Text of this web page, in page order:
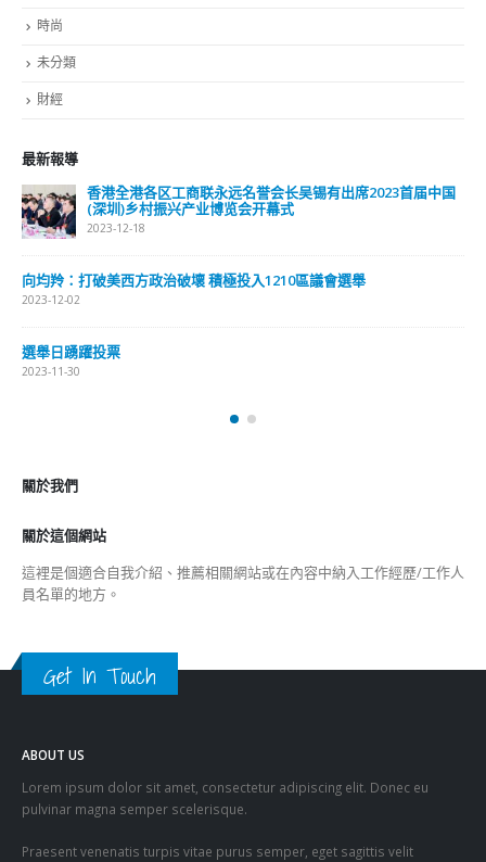
時尚
未分類
財經
最新報導
香港全港各区工商联永远名誉会长吴锡有出席2023首届中国
(深圳)乡村振兴产业博览会开幕式
2023-12-18
向均羚：打破美西方政治破壞 積極投入1210區議會選舉
2023-12-02
選舉日踴躍投票
2023-11-30
關於我們
關於這個網站
這裡是個適合自我介紹、推薦相關網站或在內容中納入工作經歷/工作人
員名單的地方。
Get In Touch
ABOUT US
Lorem ipsum dolor sit amet, consectetur adipiscing elit. Donec eu
pulvinar magna semper scelerisque.
Praesent venenatis turpis vitae purus semper, eget sagittis velit